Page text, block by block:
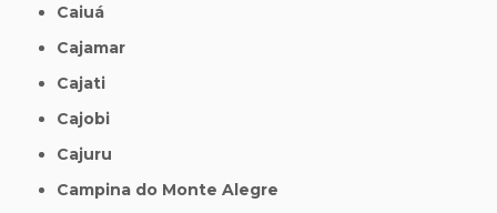
Caiuá
Cajamar
Cajati
Cajobi
Cajuru
Campina do Monte Alegre